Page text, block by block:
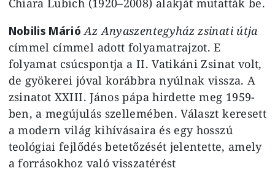
Nobilis Márió Az Anyaszentegyház zsinati útja
címmel címmel adott folyamatrajzot. E
folyamat csúcspontja a II. Vatikáni Zsinat volt,
de gyökerei jóval korábbra nyúlnak vissza. A
zsinatot XXIII. János pápa hirdette meg 1959-
ben, a megújulás szellemében. Választ keresett
a modern világ kihívásaira és egy hosszú
teológiai fejlődés betetőzését jelentette, amely
a forrásokhoz való visszatérést